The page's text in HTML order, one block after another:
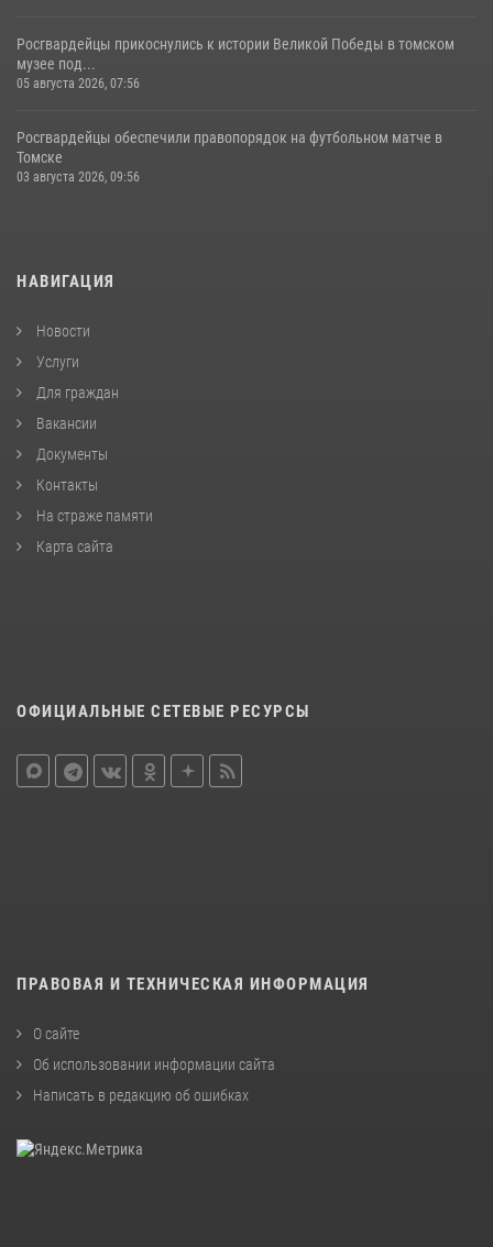
Росгвардейцы прикоснулись к истории Великой Победы в томском
музее под...
05 августа 2026, 07:56
Росгвардейцы обеспечили правопорядок на футбольном матче в
Томске
03 августа 2026, 09:56
НАВИГАЦИЯ
Новости
Услуги
Для граждан
Вакансии
Документы
Контакты
На страже памяти
Карта сайта
ОФИЦИАЛЬНЫЕ СЕТЕВЫЕ РЕСУРСЫ
ПРАВОВАЯ И ТЕХНИЧЕСКАЯ ИНФОРМАЦИЯ
О сайте
Об использовании информации сайта
Написать в редакцию об ошибках